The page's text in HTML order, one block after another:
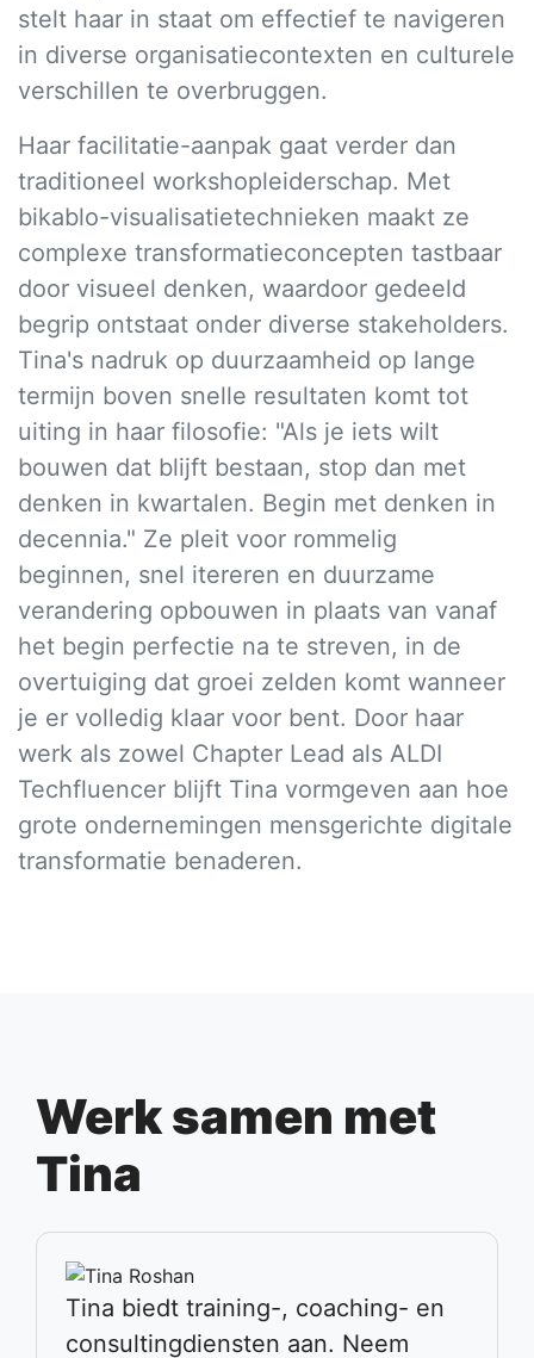
stelt haar in staat om effectief te navigeren
in diverse organisatiecontexten en culturele
verschillen te overbruggen.
Haar facilitatie-aanpak gaat verder dan
traditioneel workshopleiderschap. Met
bikablo-visualisatietechnieken maakt ze
complexe transformatieconcepten tastbaar
door visueel denken, waardoor gedeeld
begrip ontstaat onder diverse stakeholders.
Tina's nadruk op duurzaamheid op lange
termijn boven snelle resultaten komt tot
uiting in haar filosofie: "Als je iets wilt
bouwen dat blijft bestaan, stop dan met
denken in kwartalen. Begin met denken in
decennia." Ze pleit voor rommelig
beginnen, snel itereren en duurzame
verandering opbouwen in plaats van vanaf
het begin perfectie na te streven, in de
overtuiging dat groei zelden komt wanneer
je er volledig klaar voor bent. Door haar
werk als zowel Chapter Lead als ALDI
Techfluencer blijft Tina vormgeven aan hoe
grote ondernemingen mensgerichte digitale
transformatie benaderen.
Werk samen met
Tina
Tina biedt training-, coaching- en
consultingdiensten aan. Neem